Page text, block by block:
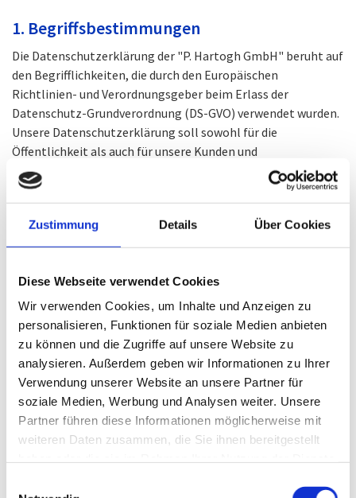
Zustimmung Details Über Cookies
Diese Webseite verwendet Cookies
Wir verwenden Cookies, um Inhalte und Anzeigen zu
personalisieren, Funktionen für soziale Medien anbieten
zu können und die Zugriffe auf unsere Website zu
analysieren. Außerdem geben wir Informationen zu Ihrer
Verwendung unserer Website an unsere Partner für
soziale Medien, Werbung und Analysen weiter. Unsere
Partner führen diese Informationen möglicherweise mit
weiteren Daten zusammen, die Sie ihnen bereitgestellt
1. Begriffsbestimmungen
Die Datenschutzerklärung der "P. Hartogh GmbH" beruht auf
den Begrifflichkeiten, die durch den Europäischen
Richtlinien- und Verordnungsgeber beim Erlass der
Datenschutz-Grundverordnung (DS-GVO) verwendet wurden.
Unsere Datenschutzerklärung soll sowohl für die
Öffentlichkeit als auch für unsere Kunden und
Geschäftspartner einfach lesbar und verständlich sein. Um
dies zu gewährleisten, möchten wir vorab die verwendeten
Begrifflichkeiten erläutern.
Wir verwenden in dieser Datenschutzerklärung unter
anderem die folgenden Begriffe:
a) personenbezogene Daten
Personenbezogene Daten sind alle Informationen, die sich
auf eine identifizierte oder identifizierbare natürliche Person
(im Folgenden „betroffene Person“) beziehen. Als
identifizierbar wird eine natürliche Person angesehen, die
direkt oder indirekt, insbesondere mittels Zuordnung zu
einer Kennung wie einem Namen, zu einer Kennnummer, zu
Standortdaten, zu einer Online-Kennung oder zu einem oder
mehreren besonderen Merkmalen, die Ausdruck der